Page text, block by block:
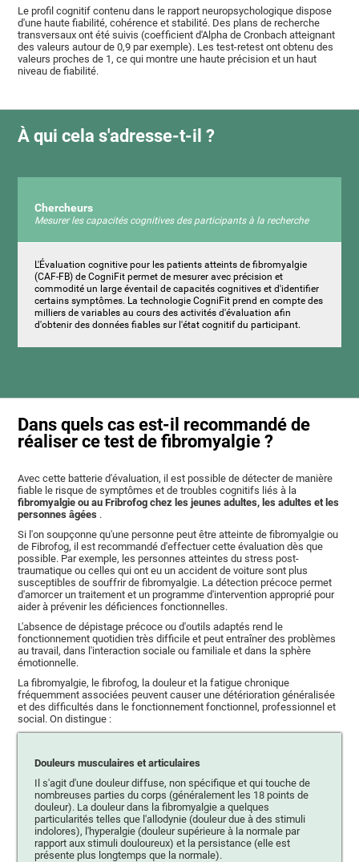
Le profil cognitif contenu dans le rapport neuropsychologique dispose
d'une haute fiabilité, cohérence et stabilité. Des plans de recherche
transversaux ont été suivis (coefficient d'Alpha de Cronbach atteignant
des valeurs autour de 0,9 par exemple). Les test-retest ont obtenu des
valeurs proches de 1, ce qui montre une haute précision et un haut
niveau de fiabilité.
À qui cela s'adresse-t-il ?
Chercheurs
Mesurer les capacités cognitives des participants à la recherche
L'Évaluation cognitive pour les patients atteints de fibromyalgie
(CAF-FB) de CogniFit permet de mesurer avec précision et
commodité un large éventail de capacités cognitives et d'identifier
certains symptômes. La technologie CogniFit prend en compte des
milliers de variables au cours des activités d'évaluation afin
d'obtenir des données fiables sur l'état cognitif du participant.
Dans quels cas est-il recommandé de
réaliser ce test de fibromyalgie ?
Avec cette batterie d'évaluation, il est possible de détecter de manière
fiable le risque de symptômes et de troubles cognitifs liés à la
fibromyalgie ou au Fribrofog chez les jeunes adultes, les adultes et les
personnes âgées .
Si l'on soupçonne qu'une personne peut être atteinte de fibromyalgie ou
de Fibrofog, il est recommandé d'effectuer cette évaluation dès que
possible. Par exemple, les personnes atteintes du stress post-
traumatique ou celles qui ont eu un accident de voiture sont plus
susceptibles de souffrir de fibromyalgie. La détection précoce permet
d'amorcer un traitement et un programme d'intervention approprié pour
aider à prévenir les déficiences fonctionnelles.
L'absence de dépistage précoce ou d'outils adaptés rend le
fonctionnement quotidien très difficile et peut entraîner des problèmes
au travail, dans l'interaction sociale ou familiale et dans la sphère
émotionnelle.
La fibromyalgie, le fibrofog, la douleur et la fatigue chronique
fréquemment associées peuvent causer une détérioration généralisée
et des difficultés dans le fonctionnement fonctionnel, professionnel et
social. On distingue :
Douleurs musculaires et articulaires
Il s'agit d'une douleur diffuse, non spécifique et qui touche de
nombreuses parties du corps (généralement les 18 points de
douleur). La douleur dans la fibromyalgie a quelques
particularités telles que l'allodynie (douleur due à des stimuli
indolores), l'hyperalgie (douleur supérieure à la normale par
rapport aux stimuli douloureux) et la persistance (elle est
présente plus longtemps que la normale).